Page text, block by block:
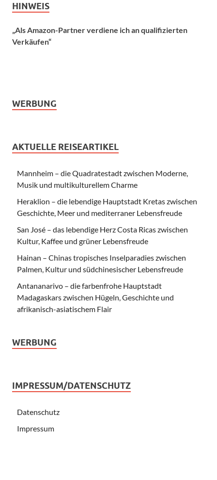
HINWEIS
„Als Amazon-Partner verdiene ich an qualifizierten
Verkäufen“
WERBUNG
AKTUELLE REISEARTIKEL
Mannheim – die Quadratestadt zwischen Moderne,
Musik und multikulturellem Charme
Heraklion – die lebendige Hauptstadt Kretas zwischen
Geschichte, Meer und mediterraner Lebensfreude
San José – das lebendige Herz Costa Ricas zwischen
Kultur, Kaffee und grüner Lebensfreude
Hainan – Chinas tropisches Inselparadies zwischen
Palmen, Kultur und südchinesischer Lebensfreude
Antananarivo – die farbenfrohe Hauptstadt
Madagaskars zwischen Hügeln, Geschichte und
afrikanisch-asiatischem Flair
WERBUNG
IMPRESSUM/DATENSCHUTZ
Datenschutz
Impressum